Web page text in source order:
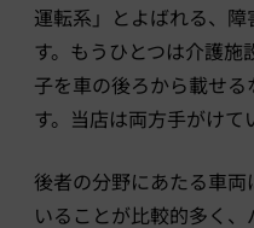
運転系」とよばれる、
す。もうひとつは介護
子を車の後ろから載せ
す。当店は両方手がけて
後者の分野にあたる車
いることが比較的多く